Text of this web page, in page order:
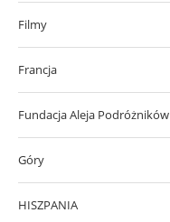
Filmy
Francja
Fundacja Aleja Podróżników
Góry
HISZPANIA